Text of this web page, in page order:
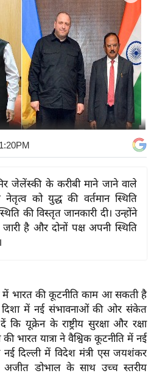
जेलेंस्की के करीबी माने जाने वाले
को युद्ध की वर्तमान स्थिति
की विस्तृत जानकारी दी। उन्होंने
है और दोनों पक्ष अपनी स्थिति
में भारत की कूटनीति काम आ सकती है
दिशा में नई संभावनाओं की ओर संकेत
यूक्रेन के राष्ट्रीय सुरक्षा और रक्षा
भारत यात्रा ने वैश्विक कूटनीति में नई
दिल्ली में विदेश मंत्री एस जयशंकर
अजीत डोभाल के साथ उच्च स्तरीय